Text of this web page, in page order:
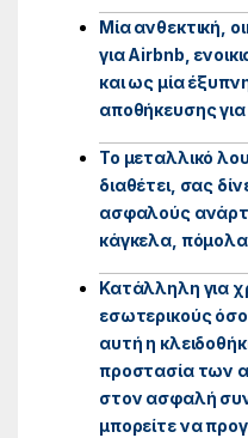
Μία ανθεκτική,
για Airbnb,
και ως μία
αποθήκευσης για
Το μεταλλικό
διαθέτει, σας
ασφαλούς
κάγκελα,
Κατάλληλη για
εσωτερικούς
αυτή η
προστασία των
στον ασφαλή
μπορείτε να